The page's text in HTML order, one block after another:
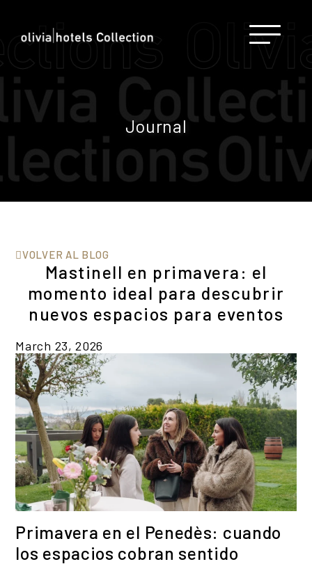
Journal
VOLVER AL BLOG
Mastinell en primavera: el
momento ideal para descubrir
nuevos espacios para eventos
March 23, 2026
Primavera en el Penedès: cuando
los espacios cobran sentido